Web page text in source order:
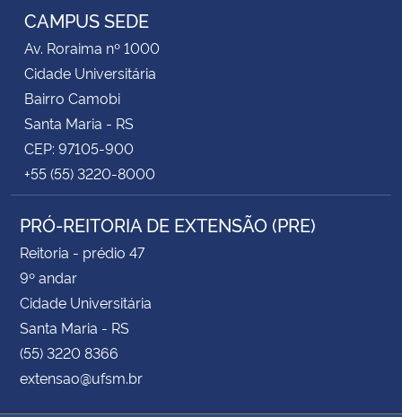
CAMPUS SEDE
Av. Roraima nº 1000
Cidade Universitária
Bairro Camobi
Santa Maria - RS
CEP: 97105-900
+55 (55) 3220-8000
PRÓ-REITORIA DE EXTENSÃO (PRE)
Reitoria - prédio 47
9º andar
Cidade Universitária
Santa Maria - RS
(55) 3220 8366
extensao@ufsm.br